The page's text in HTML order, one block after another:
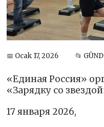
📅 Ocak 17, 2026 📂
«Единая Россия»
«Зарядку со
17 января 2026,